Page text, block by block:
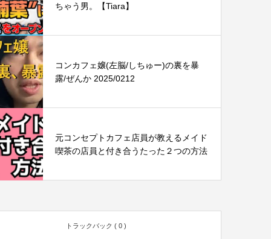
ちゃう男。【Tiara】
コンカフェ嬢(左脳/しちゅー)の裏を暴
露/ぜんか 2025/0212
元コンセプトカフェ店員が教えるメイド
喫茶の店員と付き合うたった２つの方法
トラックバック ( 0 )